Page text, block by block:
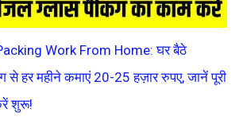
Work From Home: घर बैठे
से हर महीने कमाएं 20-25 हज़ार रुपए, जानें पूरी
शुरू!